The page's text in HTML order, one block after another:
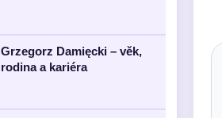
Grzegorz Damięcki – věk,
rodina a kariéra